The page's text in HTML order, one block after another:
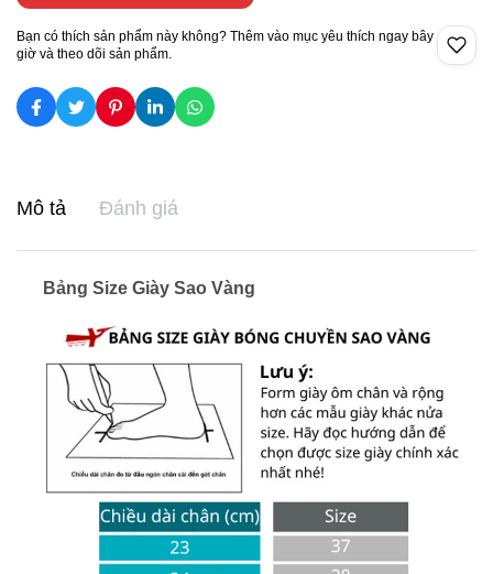
Bạn có thích sản phẩm này không? Thêm vào mục yêu thích ngay bây
giờ và theo dõi sản phẩm.
Mô tả Đánh giá
Bảng Size Giày Sao Vàng